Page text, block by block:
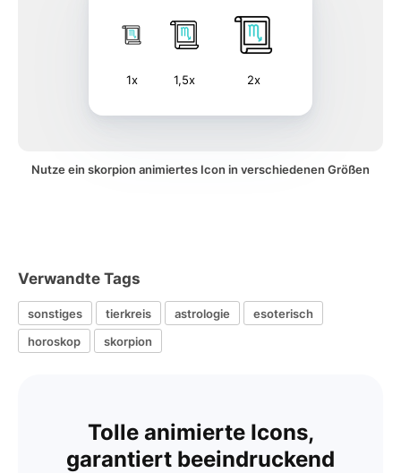
1x 1,5x 2x
Nutze ein skorpion animiertes Icon in verschiedenen Größen
Verwandte Tags
sonstiges tierkreis astrologie
esoterisch
horoskop
skorpion
Tolle animierte Icons,
garantiert beeindruckend